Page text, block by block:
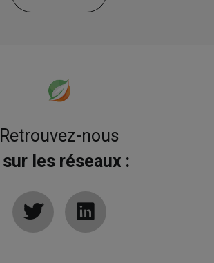
Retrouvez-nous
sur les réseaux :